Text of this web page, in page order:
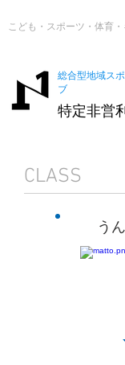
こども・スポーツ・体育
総合型地域ス
ブ
特定非営
CLASS
う